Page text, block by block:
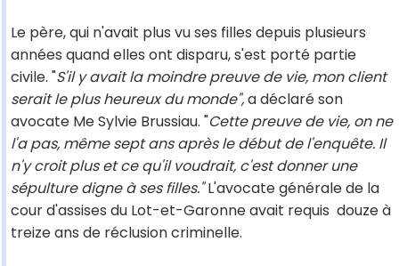
Le père, qui n'avait plus vu ses filles depuis plusieurs
années quand elles ont disparu, s'est porté partie
civile. "S'il y avait la moindre preuve de vie, mon client
serait le plus heureux du monde",a déclaré son
avocate Me Sylvie Brussiau. "Cette preuve de vie, on ne
l'a pas, même sept ans après le début de l'enquête. Il
n'y croit plus et ce qu'il voudrait, c'est donner une
sépulture digne à ses filles."L'avocate générale de la
cour d'assises du Lot-et-Garonne avait requis douze à
treize ans de réclusion criminelle.